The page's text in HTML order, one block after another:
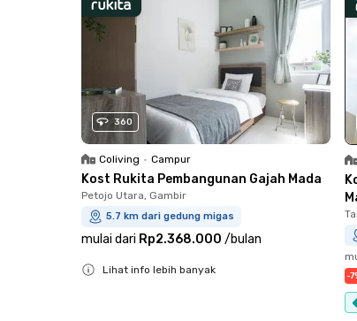
360
Coliving • Campur
Kost Rukita Pembangunan Gajah Mada
Petojo Utara, Gambir
5.7 km dari gedung migas
mulai dari Rp2.368.000 /bulan
Lihat info lebih banyak -7